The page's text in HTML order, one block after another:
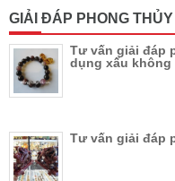
GIẢI ĐÁP PHONG THỦY
Tư vấn giải đáp
dụng xấu không
Tư vấn giải đáp